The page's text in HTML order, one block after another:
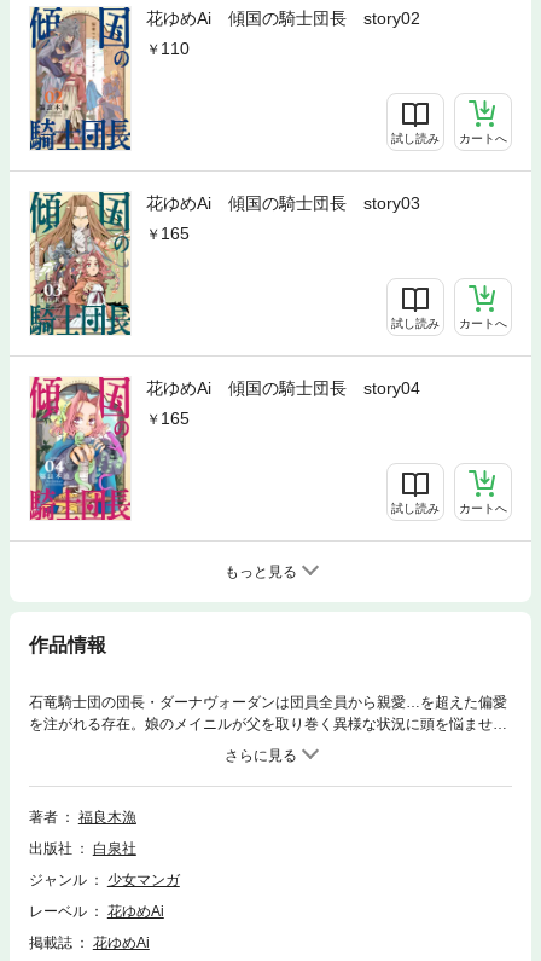
花ゆめAi 傾国の騎士団長 story02
110
試し読み カートへ
花ゆめAi 傾国の騎士団長 story03
165
試し読み カートへ
花ゆめAi 傾国の騎士団長 story04
165
試し読み カートへ
もっと見る
作品情報
石竜騎士団の団長・ダーナヴォーダンは団員全員から親愛…を超えた偏愛
を注がれる存在。娘のメイニルが父を取り巻く異様な状況に頭を悩ませる
中、彼女の前に魔法使いが現れて…!?(40P)(この作品はウェブ・マガジ
ン：花ゆめAi Vol.72に収録されています。重複購入にご注意ください。)
著者
福良木漁
出版社
白泉社
ジャンル
少女マンガ
レーベル
花ゆめAi
掲載誌
花ゆめAi